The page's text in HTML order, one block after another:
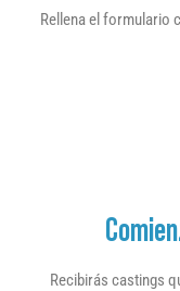
Rellena el formulario
Recibirás castings